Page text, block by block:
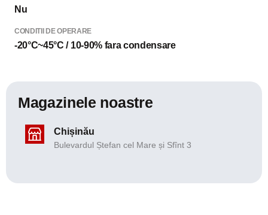
Nu
CONDITII DE OPERARE
-20°C~45°C / 10-90% fara condensare
Magazinele noastre
Chișinău
Bulevardul Ștefan cel Mare și Sfînt 3